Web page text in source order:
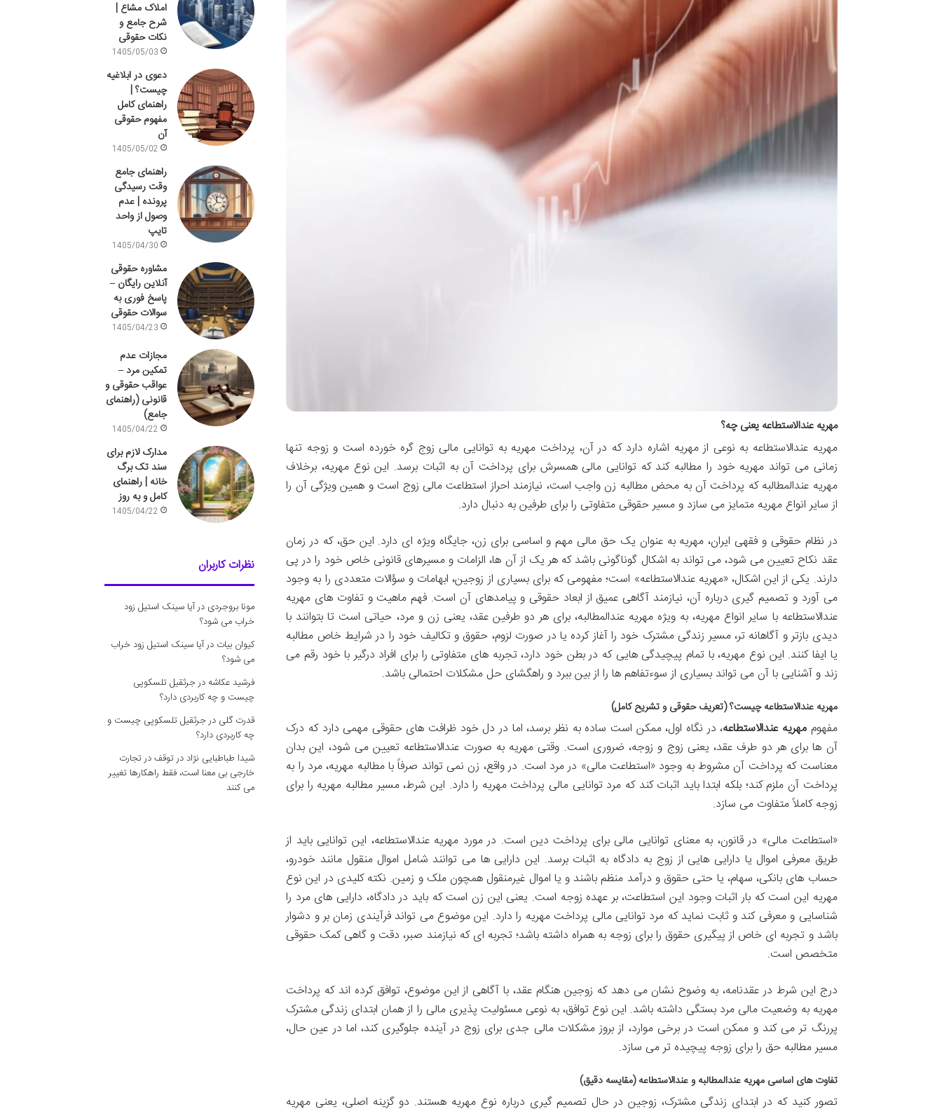
مهریه عندالاستطاعه یعنی چه؟
مهریه عندالاستطاعه به نوعی از مهریه اشاره دارد که در آن، پرداخت مهریه به توانایی مالی زوج گره خورده است و زوجه تنها
زمانی می تواند مهریه خود را مطالبه کند که توانایی مالی همسرش برای پرداخت آن به اثبات برسد. این نوع مهریه، برخلاف
مهریه عندالمطالبه که پرداخت آن به محض مطالبه زن واجب است، نیازمند احراز استطاعت مالی زوج است و همین ویژگی آن را
از سایر انواع مهریه متمایز می سازد و مسیر حقوقی متفاوتی را برای طرفین به دنبال دارد.
در نظام حقوقی و فقهی ایران، مهریه به عنوان یک حق مالی مهم و اساسی برای زن، جایگاه ویژه ای دارد. این حق، که در زمان
عقد نکاح تعیین می شود، می تواند به اشکال گوناگونی باشد که هر یک از آن ها، الزامات و مسیرهای قانونی خاص خود را در پی
دارند. یکی از این اشکال، «مهریه عندالاستطاعه» است؛ مفهومی که برای بسیاری از زوجین، ابهامات و سؤالات متعددی را به وجود
می آورد و تصمیم گیری درباره آن، نیازمند آگاهی عمیق از ابعاد حقوقی و پیامدهای آن است. فهم ماهیت و تفاوت های مهریه
عندالاستطاعه با سایر انواع مهریه، به ویژه مهریه عندالمطالبه، برای هر دو طرفین عقد، یعنی زن و مرد، حیاتی است تا بتوانند با
دیدی بازتر و آگاهانه تر، مسیر زندگی مشترک خود را آغاز کرده یا در صورت لزوم، حقوق و تکالیف خود را در شرایط خاص مطالبه
یا ایفا کنند. این نوع مهریه، با تمام پیچیدگی هایی که در بطن خود دارد، تجربه های متفاوتی را برای افراد درگیر با خود رقم می
زند و آشنایی با آن می تواند بسیاری از سوءتفاهم ها را از بین ببرد و راهگشای حل مشکلات احتمالی باشد.
مهریه عندالاستطاعه چیست؟ (تعریف حقوقی و تشریح کامل)
مفهوممهریه عندالاستطاعه، در نگاه اول، ممکن است ساده به نظر برسد، اما در دل خود ظرافت های حقوقی مهمی دارد که درک
آن ها برای هر دو طرف عقد، یعنی زوج و زوجه، ضروری است. وقتی مهریه به صورت عندالاستطاعه تعیین می شود، این بدان
معناست که پرداخت آن مشروط به وجود «استطاعت مالی» در مرد است. در واقع، زن نمی تواند صرفاً با مطالبه مهریه، مرد را به
پرداخت آن ملزم کند؛ بلکه ابتدا باید اثبات کند که مرد توانایی مالی پرداخت مهریه را دارد. این شرط، مسیر مطالبه مهریه را برای
زوجه کاملاً متفاوت می سازد.
«استطاعت مالی» در قانون، به معنای توانایی مالی برای پرداخت دین است. در مورد مهریه عندالاستطاعه، این توانایی باید از
طریق معرفی اموال یا دارایی هایی از زوج به دادگاه به اثبات برسد. این دارایی ها می توانند شامل اموال منقول مانند خودرو،
حساب های بانکی، سهام، یا حتی حقوق و درآمد منظم باشند و یا اموال غیرمنقول همچون ملک و زمین. نکته کلیدی در این نوع
مهریه این است که بار اثبات وجود این استطاعت، بر عهده زوجه است. یعنی این زن است که باید در دادگاه، دارایی های مرد را
شناسایی و معرفی کند و ثابت نماید که مرد توانایی مالی پرداخت مهریه را دارد. این موضوع می تواند فرآیندی زمان بر و دشوار
باشد و تجربه ای خاص از پیگیری حقوق را برای زوجه به همراه داشته باشد؛ تجربه ای که نیازمند صبر، دقت و گاهی کمک حقوقی
متخصص است.
درج این شرط در عقدنامه، به وضوح نشان می دهد که زوجین هنگام عقد، با آگاهی از این موضوع، توافق کرده اند که پرداخت
مهریه به وضعیت مالی مرد بستگی داشته باشد. این نوع توافق، به نوعی مسئولیت پذیری مالی را از همان ابتدای زندگی مشترک
پررنگ تر می کند و ممکن است در برخی موارد، از بروز مشکلات مالی جدی برای زوج در آینده جلوگیری کند، اما در عین حال،
مسیر مطالبه حق را برای زوجه پیچیده تر می سازد.
تفاوت های اساسی مهریه عندالمطالبه و عندالاستطاعه (مقایسه دقیق)
تصور کنید که در ابتدای زندگی مشترک، زوجین در حال تصمیم گیری درباره نوع مهریه هستند. دو گزینه اصلی، یعنی مهریه
املاک مشاع |
شرح جامع و
نکات حقوقی
1405/05/03
دعوی در ابلاغیه
چیست؟ |
راهنمای کامل
مفهوم حقوقی
آن
1405/05/02
راهنمای جامع
وقت رسیدگی
پرونده | عدم
وصول از واحد
تایپ
1405/04/30
مشاوره حقوقی
آنلاین رایگان –
پاسخ فوری به
سوالات حقوقی
1405/04/23
مجازات عدم
تمکین مرد –
عواقب حقوقی و
قانونی (راهنمای
جامع)
1405/04/22
مدارک لازم برای
سند تک برگ
خانه | راهنمای
کامل و به روز
1405/04/22
نظرات کاربران
مونا بروجردی درآیا سینک استیل زود
خراب می شود؟
کیوان بیات درآیا سینک استیل زود خراب
می شود؟
فرشید عکاشه درجرثقیل تلسکوپی
چیست و چه کاربردی دارد؟
قدرت گلی درجرثقیل تلسکوپی چیست و
چه کاربردی دارد؟
شیدا طباطبایی نژاد درتوقف در تجارت
خارجی بی معنا است، فقط راهکارها تغییر
می کنند